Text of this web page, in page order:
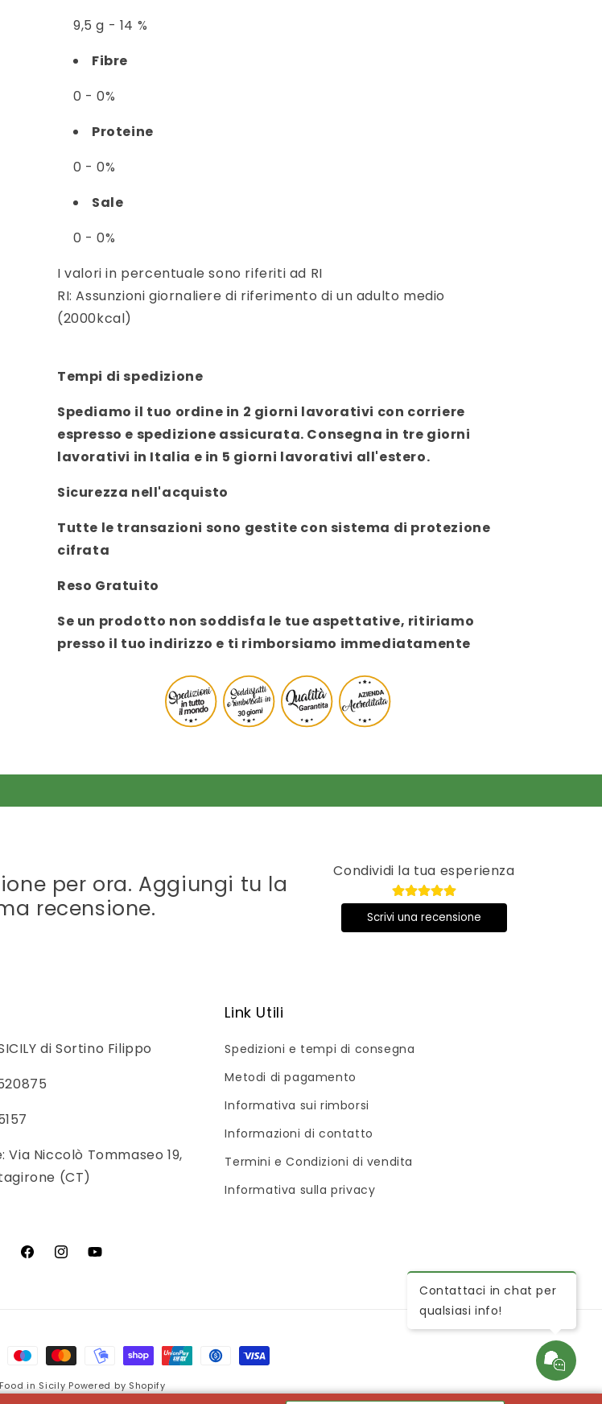
9,5 g - 14 %
Fibre
0 - 0%
Proteine
0 - 0%
Sale
0 - 0%
I valori in percentuale sono riferiti ad RI
RI: Assunzioni giornaliere di riferimento di un adulto medio
(2000kcal)
Tempi di spedizione
Spediamo il tuo ordine in 2 giorni lavorativi con corriere
espresso e spedizione assicurata. Consegna in tre giorni
lavorativi in Italia e in 5 giorni lavorativi all'estero.
Sicurezza nell'acquisto
Tutte le transazioni sono gestite con sistema di protezione
cifrata
Reso Gratuito
Se un prodotto non soddisfa le tue aspettative, ritiriamo
presso il tuo indirizzo e ti rimborsiamo immediatamente
per ora. Aggiungi tu la
recensione.
Condividi la tua esperienza
Scrivi una recensione
di Sortino Filippo
Via Niccolò Tommaseo 19,
(CT)
Link Utili
Spedizioni e tempi di consegna
Metodi di pagamento
Informativa sui rimborsi
Informazioni di contatto
Termini e Condizioni di vendita
Informativa sulla privacy
FacebookInstagramYouTube
Food in Sicily Powered by Shopify
Contattaci in chat per
qualsiasi info!